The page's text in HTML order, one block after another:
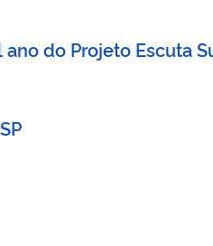
do Projeto Escuta